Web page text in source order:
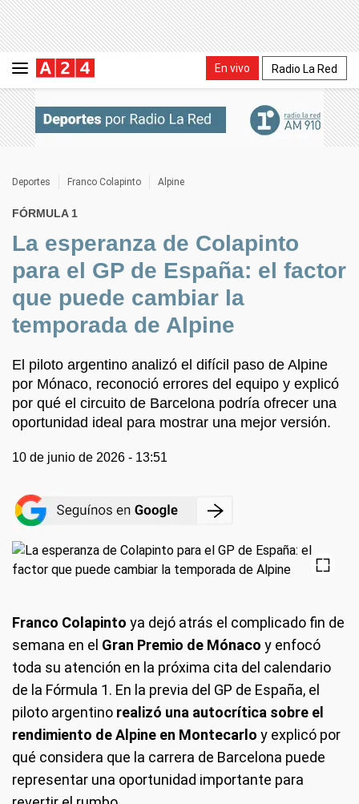
En vivo Radio La Red
Deportes Franco Colapinto Alpine
FÓRMULA 1
La esperanza de Colapinto
para el GP de España: el factor
que puede cambiar la
temporada de Alpine
El piloto argentino analizó el difícil paso de Alpine
por Mónaco, reconoció errores del equipo y explicó
por qué el circuito de Barcelona podría ofrecer una
oportunidad ideal para mostrar una mejor versión.
10 de junio de 2026 - 13:51
Franco Colapinto ya dejó atrás el complicado fin de
semana en el Gran Premio de Mónaco y enfocó
toda su atención en la próxima cita del calendario
de la Fórmula 1. En la previa del GP de España, el
piloto argentino realizó una autocrítica sobre el
rendimiento de Alpine en Montecarlo y explicó por
qué considera que la carrera de Barcelona puede
representar una oportunidad importante para